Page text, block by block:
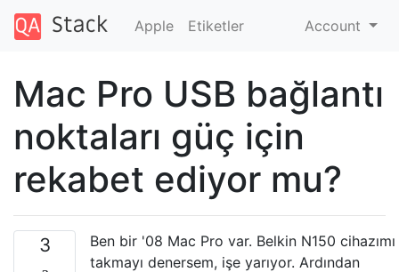
Apple Etiketler Account
Mac Pro USB bağlantı
noktaları güç için
rekabet ediyor mu?
3
Ben bir '08 Mac Pro var. Belkin N150 cihazımı
takmayı denersem, işe yarıyor. Ardından